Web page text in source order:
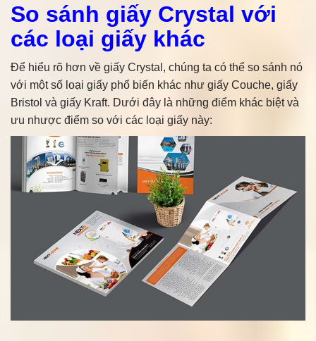
So sánh giấy Crystal với
các loại giấy khác
Để hiểu rõ hơn về giấy Crystal, chúng ta có thể so sánh nó
với một số loại giấy phổ biến khác như giấy Couche, giấy
Bristol và giấy Kraft. Dưới đây là những điểm khác biệt và
ưu nhược điểm so với các loại giấy này: